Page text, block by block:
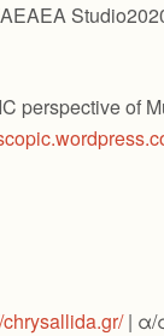
perspective of
chrysallida.gr/| α/